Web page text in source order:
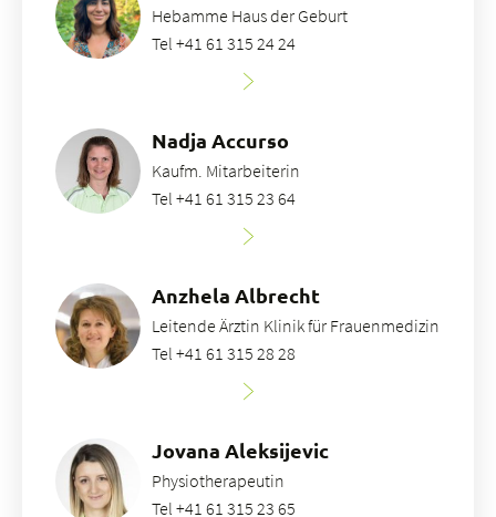
Hebamme Haus der Geburt
Tel +41 61 315 24 24
Nadja Accurso
Kaufm. Mitarbeiterin
Tel +41 61 315 23 64
Anzhela Albrecht
Leitende Ärztin Klinik für Frauenmedizin
Tel +41 61 315 28 28
Jovana Aleksijevic
Physiotherapeutin
Tel +41 61 315 23 65